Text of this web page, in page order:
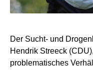
Der Sucht- und
Hendrik Streeck
problematisches